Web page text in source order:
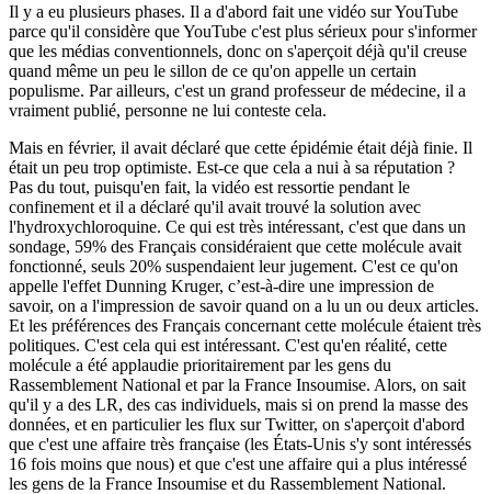
Il y a eu plusieurs phases. Il a d'abord fait une vidéo sur YouTube
parce qu'il considère que YouTube c'est plus sérieux pour s'informer
que les médias conventionnels, donc on s'aperçoit déjà qu'il creuse
quand même un peu le sillon de ce qu'on appelle un certain
populisme. Par ailleurs, c'est un grand professeur de médecine, il a
vraiment publié, personne ne lui conteste cela.
Mais en février, il avait déclaré que cette épidémie était déjà finie. Il
était un peu trop optimiste. Est-ce que cela a nui à sa réputation ?
Pas du tout, puisqu'en fait, la vidéo est ressortie pendant le
confinement et il a déclaré qu'il avait trouvé la solution avec
l'hydroxychloroquine. Ce qui est très intéressant, c'est que dans un
sondage, 59% des Français considéraient que cette molécule avait
fonctionné, seuls 20% suspendaient leur jugement. C'est ce qu'on
appelle l'effet Dunning Kruger, c’est-à-dire une impression de
savoir, on a l'impression de savoir quand on a lu un ou deux articles.
Et les préférences des Français concernant cette molécule étaient très
politiques. C'est cela qui est intéressant. C'est qu'en réalité, cette
molécule a été applaudie prioritairement par les gens du
Rassemblement National et par la France Insoumise. Alors, on sait
qu'il y a des LR, des cas individuels, mais si on prend la masse des
données, et en particulier les flux sur Twitter, on s'aperçoit d'abord
que c'est une affaire très française (les États-Unis s'y sont intéressés
16 fois moins que nous) et que c'est une affaire qui a plus intéressé
les gens de la France Insoumise et du Rassemblement National.